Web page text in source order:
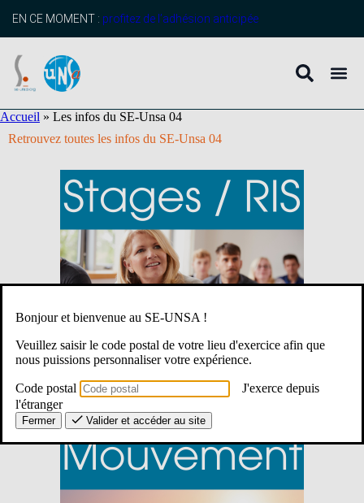
principal
EN CE MOMENT : profitez de l’adhésion anticipée
Accueil » Les infos du SE-Unsa 04
Retrouvez toutes les infos du SE-Unsa 04
Bonjour et bienvenue au SE-UNSA !
Veuillez saisir le code postal de votre lieu d'exercice afin que
nous puissions personnaliser votre expérience.
Code postal
J'exerce depuis
l'étranger
Fermer Valider et accéder au site